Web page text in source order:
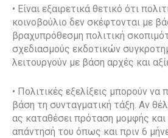
• Είναι εξαιρετικά θετικό ότι
κοινοβούλιο δεν σκέφτονται με
βραχυπρόθεσμη πολιτική
σχεδιασμούς εκδοτικών
λειτουργούν με βάση αρχές και
• Πολιτικές εξελίξεις μπορούν
βάση τη συνταγματική τάξη. Αν
ας καταθέσει πρόταση μομφής και
απάντησή του όπως και πριν 6